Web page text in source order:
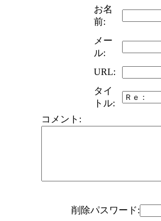
お名
前:
メー
ル:
URL:
タイ
トル:
コメント:
削除パスワード: